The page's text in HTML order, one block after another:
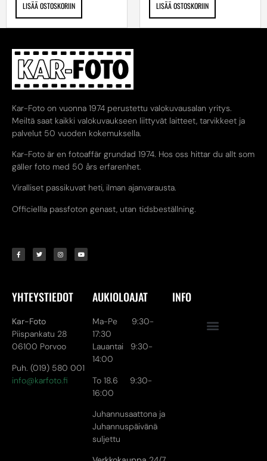
LISÄÄ OSTOSKORIIN LISÄÄ OSTOSKORIIN
Kar-Foto on vuonna 1974 perustettu valokuvausalan yritys.
Meiltä saat kaikki valokuvaukseen liittyvät laitteet, tarvikkeet ja
palvelut 50 vuoden kokemuksella.
Kar-Foto är en fotoaffär grundad 1974. Hos oss hittar du allt som
gäller foto med 50 års erfarenhet.
Viralliset passikuvat heti, ilman ajanvarausta.
Officiellla passfoton genast, utan tidsbeställning.
YHTEYSTIEDOT
Kar-Foto
Piispankatu 28
06100 Porvoo
Puh. (019) 580 001
info@karfoto.fi
AUKIOLOAJAT
Ma-Pe 9:30-
17:30
Lauantai 9:30-
14:00
To 18.6 9:30-
16:00
Juhannusaattona ja
Juhannuspäivänä
suljettu
INFO